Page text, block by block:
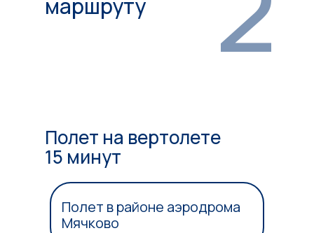
маршруту
Полет на вертолете
15 минут
Полет в районе аэродрома
Мячково